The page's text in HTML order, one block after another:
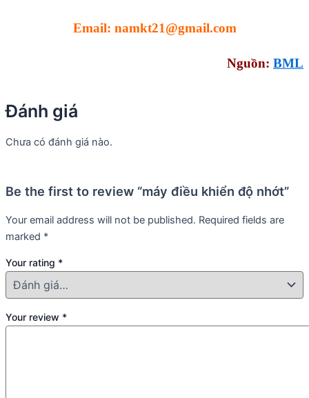
Email: namkt21@gmail.com
Nguồn: BML
Đánh giá
Chưa có đánh giá nào.
Be the first to review “máy điều khiển độ nhớt”
Your email address will not be published. Required fields are
marked *
Your rating *
Your review *